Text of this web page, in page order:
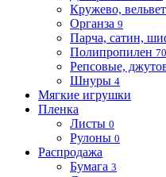
Кружево, вельвет
Органза 9
Парча, сатин,
Полипропилен 70
Репсовые,
Шнуры 4
Мягкие игрушки
Пленка
Листы 0
Рулоны 0
Распродажа
Бумага 3